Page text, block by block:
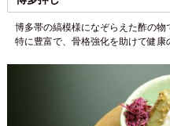
博多帯の縞模様になぞらえた酢の
特に豊富で、骨格強化を助けて健康